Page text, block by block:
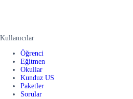
Kullanıcılar
Öğrenci
Eğitmen
Okullar
Kunduz US
Paketler
Sorular